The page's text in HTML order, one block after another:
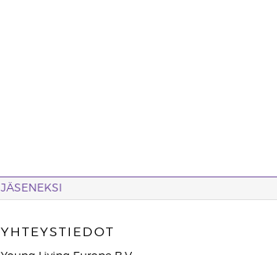
JÄSENEKSI
YHTEYSTIEDOT